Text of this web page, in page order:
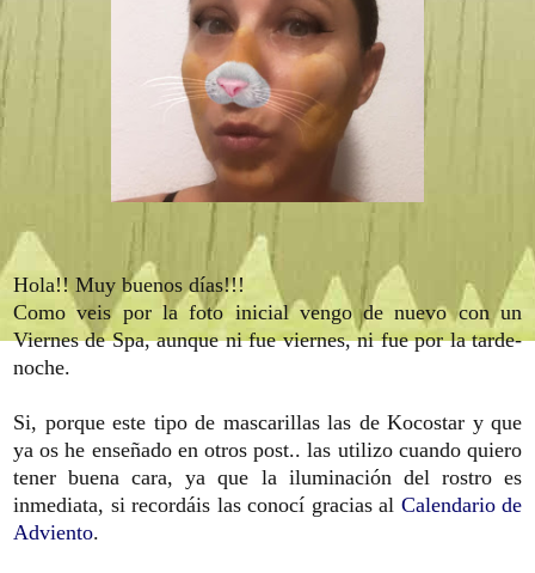
Hola!! Muy buenos días!!!
Como veis por la foto inicial vengo de nuevo con un
Viernes de Spa, aunque ni fue viernes, ni fue por la tarde-
noche.
Si, porque este tipo de mascarillas las de Kocostar y que
ya os he enseñado en otros post.. las utilizo cuando quiero
tener buena cara, ya que la iluminación del rostro es
inmediata, si recordáis las conocí gracias al Calendario de
Adviento.